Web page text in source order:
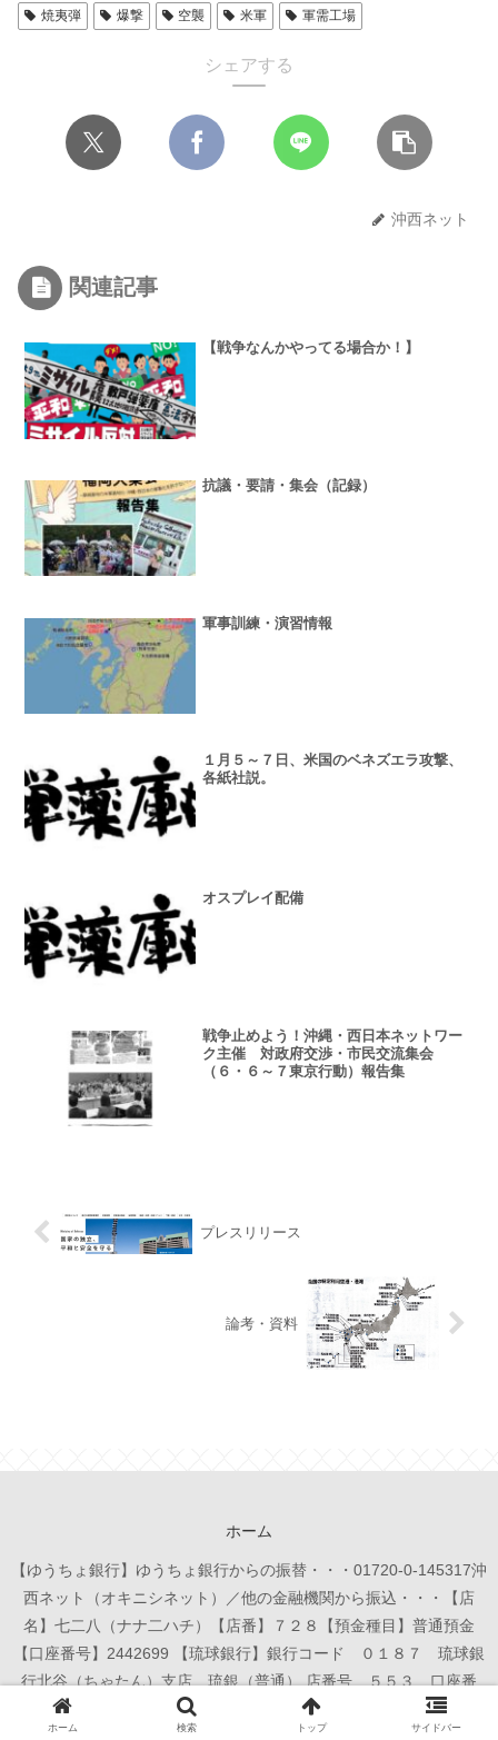
焼夷弾
爆撃 空襲 米軍 軍需工場
シェアする
沖西ネット
関連記事
【戦争なんかやってる場合か！】
抗議・要請・集会（記録）
軍事訓練・演習情報
１月５～７日、米国のベネズエラ攻撃、
各紙社説。
オスプレイ配備
戦争止めよう！沖縄・西日本ネットワー
ク主催 対政府交渉・市民交流集会
（６・６～７東京行動）報告集
プレスリリース
論考・資料
ホーム
【ゆうちょ銀行】ゆうちょ銀行からの振替・・・01720-0-145317沖
西ネット（オキニシネット）／他の金融機関から振込・・・【店
名】七二八（ナナ二ハチ）【店番】７２８【預金種目】普通預金
【口座番号】2442699 【琉球銀行】銀行コード ０１８７ 琉球銀
行北谷（ちゃたん）支店 琉銀（普通） 店番号 ５５３ 口座番
号 ６５０３０４ 名義 沖西ネット全国連帯
ホーム 検索 トップ サイドバー